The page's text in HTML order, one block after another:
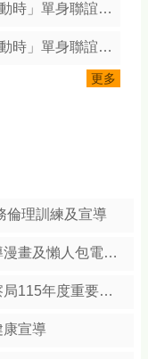
於115年6月22日至7月1日受理報名
於115年5月20日至6月2日受理報名
更多
倫理訓練及宣導
及懶人包電子檔
間相關交通安全宣導及交通疏導措施
康宣導